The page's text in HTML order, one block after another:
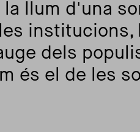
llum d'una
institucions,
dels
és el de les